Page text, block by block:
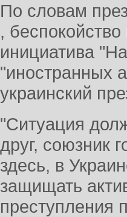
По словам
,
инициатива
"иностранных
украинский
"Ситуация
друг, союзник
здесь, в
защищать
преступления